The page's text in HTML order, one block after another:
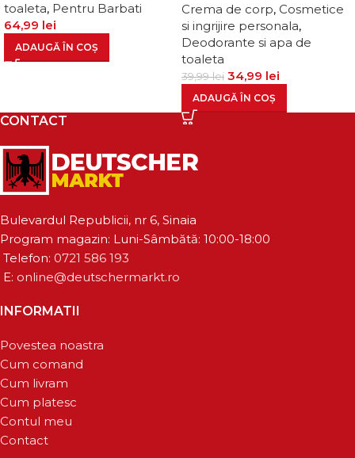
toaleta, Pentru Barbati
64,99 lei
ADAUGĂ ÎN COȘ
Crema de corp, Cosmetice
si ingrijire personala,
Deodorante si apa de
toaleta
39,99lei 34,99 lei
ADAUGĂ ÎN COȘ
CONTACT
Bulevardul Republicii, nr 6, Sinaia
Program magazin: Luni-Sâmbătă: 10:00-18:00
Telefon: 0721 586 193
E: online@deutschermarkt.ro
INFORMATII
Povestea noastra
Cum comand
Cum livram
Cum platesc
Contul meu
Contact